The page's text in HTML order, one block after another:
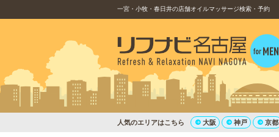
一宮・小牧・春日井の店舗オイルマッサージ検索・予約
人気のエリアはこちら 大阪 神戸 京都